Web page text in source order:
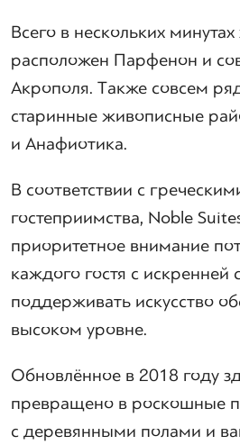
Всего в нескольких
расположен Парфенон и
Акрополя. Также совсем
старинные живописные
и Анафиотика.
В соответствии с
гостеприимства, Noble
приоритетное внимание
каждого гостя с искренней
поддерживать искусство
высоком уровне.
Обновлённое в 2018 году
превращено в роскошные
с деревянными полами и